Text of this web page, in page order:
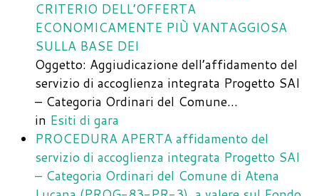
CRITERIO DELL’OFFERTA
ECONOMICAMENTE PIÙ VANTAGGIOSA
SULLA BASE DEI
Oggetto: Aggiudicazione dell’affidamento del
servizio di accoglienza integrata Progetto SAI
– Categoria Ordinari del Comune…
in Esiti di gara
PROCEDURA APERTA affidamento del
servizio di accoglienza integrata Progetto SAI
– Categoria Ordinari del Comune di Atena